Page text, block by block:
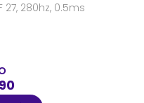
27, 280hz, 0.5ms